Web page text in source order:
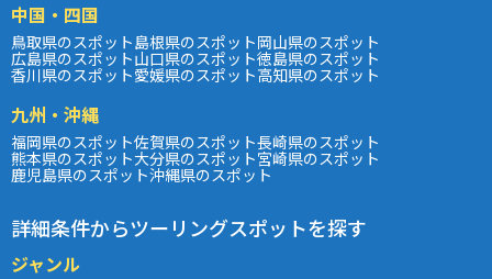
中国・四国
鳥取県のスポット島根県のスポット岡山県のスポット
広島県のスポット山口県のスポット徳島県のスポット
香川県のスポット愛媛県のスポット高知県のスポット
九州・沖縄
福岡県のスポット佐賀県のスポット長崎県のスポット
熊本県のスポット大分県のスポット宮崎県のスポット
鹿児島県のスポット沖縄県のスポット
詳細条件からツーリングスポットを探す
ジャンル